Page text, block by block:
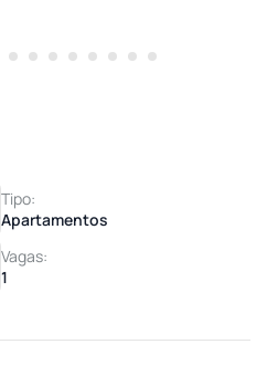
Tipo:
Apartamentos
Vagas:
1